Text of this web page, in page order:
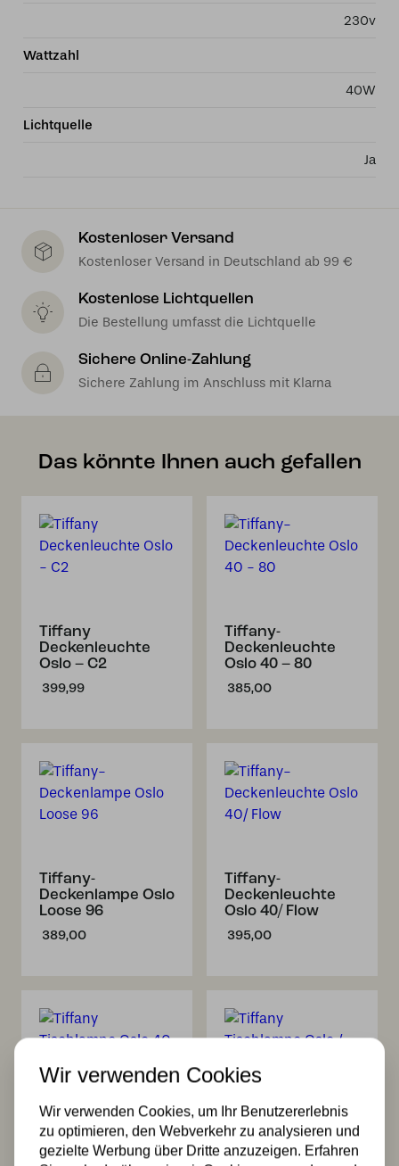
230v
Wattzahl
40W
Lichtquelle
Ja
Kostenloser Versand
Kostenloser Versand in Deutschland ab 99 €
Kostenlose Lichtquellen
Die Bestellung umfasst die Lichtquelle
Sichere Online-Zahlung
Sichere Zahlung im Anschluss mit Klarna
Das könnte Ihnen auch gefallen
Tiffany
Deckenleuchte
Oslo – C2
399,99
Tiffany-
Deckenleuchte
Oslo 40 – 80
385,00
Tiffany-
Deckenlampe Oslo
Loose 96
389,00
Tiffany-
Deckenleuchte
Oslo 40/ Flow
395,00
Tiffany
Tischlampe Oslo
40 / P3
Tiffany
Tischlampe Oslo /
P19
Wir verwenden Cookies
Wir verwenden Cookies, um Ihr Benutzererlebnis
zu optimieren, den Webverkehr zu analysieren und
gezielte Werbung über Dritte anzuzeigen. Erfahren